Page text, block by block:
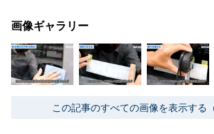
画像ギャラリー
この記事のすべての画像を表示する